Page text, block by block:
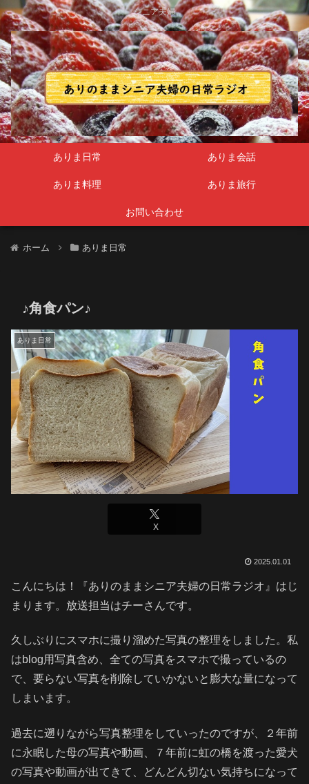
シニア夫婦
ありま日常 ありま会話
ありま料理 ありま旅行
お問い合わせ
ホーム ありま日常
♪角食パン♪
ありま日常
X
2025.01.01
こんにちは！『ありのままシニア夫婦の日常ラジオ』はじ
まります。放送担当はチーさんです。
久しぶりにスマホに撮り溜めた写真の整理をしました。私
はblog用写真含め、全ての写真をスマホで撮っているの
で、要らない写真を削除していかないと膨大な量になって
しまいます。
過去に遡りながら写真整理をしていったのですが、２年前
に永眠した母の写真や動画、７年前に虹の橋を渡った愛犬
の写真や動画が出てきて、どんどん切ない気持ちになって